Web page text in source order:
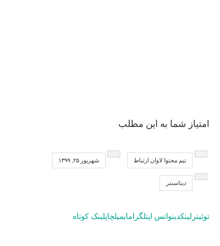
امتیاز شما به این مطلب
تیم محتوا لاوان ارتباط شهریور ۲۵, ۱۳۹۹
دیتاسنتر
توئیتر لینکدینواتس اپتلگرامایمیلچاپلینک کوتاه